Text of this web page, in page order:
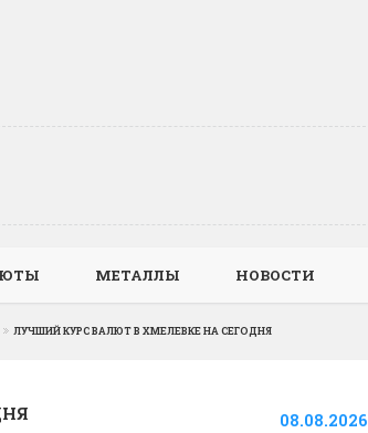
МЕТАЛЛЫ НОВОСТИ
ЛУЧШИЙ КУРС ВАЛЮТ В ХМЕЛЕВКЕ НА СЕГОДНЯ
08.08.2026